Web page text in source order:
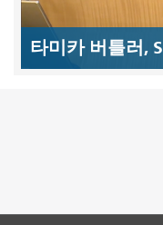
타미카 버틀러,